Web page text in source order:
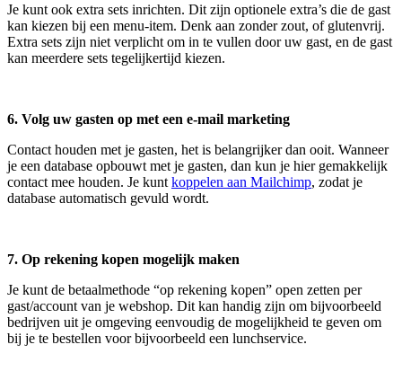
Je kunt ook extra sets inrichten. Dit zijn optionele extra’s die de gast
kan kiezen bij een menu-item. Denk aan zonder zout, of glutenvrij.
Extra sets zijn niet verplicht om in te vullen door uw gast, en de gast
kan meerdere sets tegelijkertijd kiezen.
6. Volg uw gasten op met een e-mail marketing
Contact houden met je gasten, het is belangrijker dan ooit. Wanneer
je een database opbouwt met je gasten, dan kun je hier gemakkelijk
contact mee houden. Je kunt koppelen aan Mailchimp, zodat je
database automatisch gevuld wordt.
7. Op rekening kopen mogelijk maken
Je kunt de betaalmethode “op rekening kopen” open zetten per
gast/account van je webshop. Dit kan handig zijn om bijvoorbeeld
bedrijven uit je omgeving eenvoudig de mogelijkheid te geven om
bij je te bestellen voor bijvoorbeeld een lunchservice.